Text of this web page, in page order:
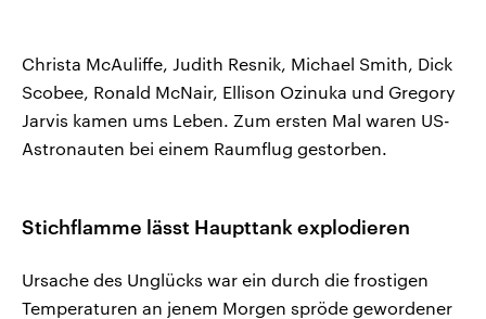
Christa McAuliffe, Judith Resnik, Michael Smith, Dick
Scobee, Ronald McNair, Ellison Ozinuka und Gregory
Jarvis kamen ums Leben. Zum ersten Mal waren US-
Astronauten bei einem Raumflug gestorben.
Stichflamme lässt Haupttank explodieren
Ursache des Unglücks war ein durch die frostigen
Temperaturen an jenem Morgen spröde gewordener